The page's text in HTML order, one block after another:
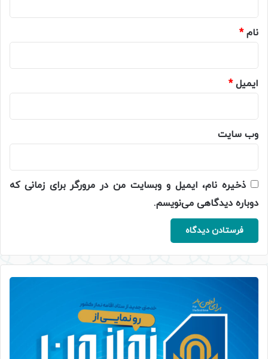
نام*
ایمیل*
وب‌ سایت
ذخیره نام، ایمیل و وبسایت من در مرورگر برای زمانی که
دوباره دیدگاهی می‌نویسم.